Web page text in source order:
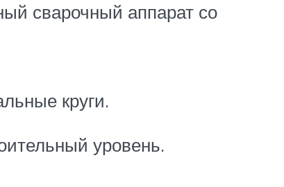
сварочный аппарат со
круги.
уровень.